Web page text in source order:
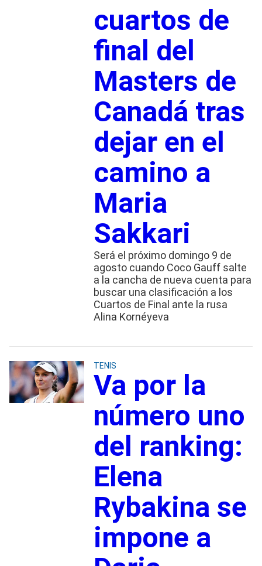
cuartos de
final del
Masters de
Canadá tras
dejar en el
camino a
Maria
Sakkari
Será el próximo domingo 9 de
agosto cuando Coco Gauff salte
a la cancha de nueva cuenta para
buscar una clasificación a los
Cuartos de Final ante la rusa
Alina Kornéyeva
TENIS
Va por la
número uno
del ranking:
Elena
Rybakina se
impone a